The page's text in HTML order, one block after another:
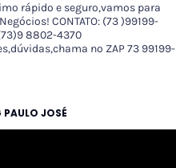
rápido e seguro,vamos para
CONTATO: (73 )99199-
8802-4370
no ZAP 73 99199-
PAULO JOSÉ